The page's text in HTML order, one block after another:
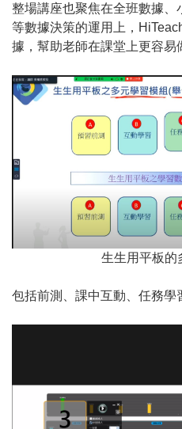
整場講座也聚焦在全班數據、
等數據決策的運用上，
據，幫助老師在課堂上更容易
生生用平板的
包括前測、課中互動、任務學